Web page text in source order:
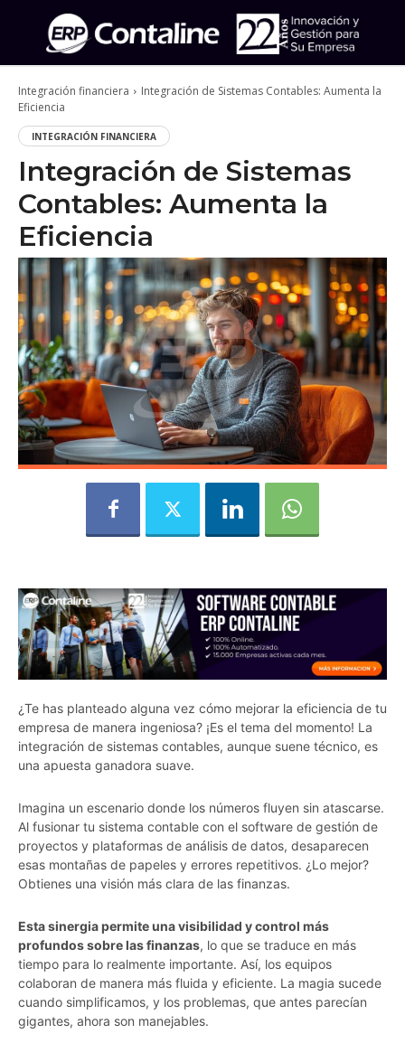
Integración financiera
Integración de Sistemas Contables: Aumenta la
Eficiencia
INTEGRACIÓN FINANCIERA
Integración de Sistemas
Contables: Aumenta la
Eficiencia
¿Te has planteado alguna vez cómo mejorar la eficiencia de tu
empresa de manera ingeniosa? ¡Es el tema del momento! La
integración de sistemas contables, aunque suene técnico, es
una apuesta ganadora suave.
Imagina un escenario donde los números fluyen sin atascarse.
Al fusionar tu sistema contable con el software de gestión de
proyectos y plataformas de análisis de datos, desaparecen
esas montañas de papeles y errores repetitivos. ¿Lo mejor?
Obtienes una visión más clara de las finanzas.
Esta sinergia permite una visibilidad y control más
profundos sobre las finanzas, lo que se traduce en más
tiempo para lo realmente importante. Así, los equipos
colaboran de manera más fluida y eficiente. La magia sucede
cuando simplificamos, y los problemas, que antes parecían
gigantes, ahora son manejables.